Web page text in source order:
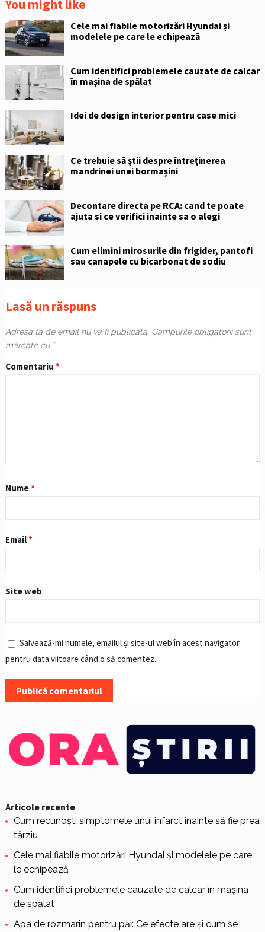
You might like
Cele mai fiabile motorizări Hyundai și
modelele pe care le echipează
Cum identifici problemele cauzate de calcar
în mașina de spălat
Idei de design interior pentru case mici
Ce trebuie să știi despre întreținerea
mandrinei unei bormașini
Decontare directa pe RCA: cand te poate
ajuta si ce verifici inainte sa o alegi
Cum elimini mirosurile din frigider, pantofi
sau canapele cu bicarbonat de sodiu
Lasă un răspuns
Adresa ta de email nu va fi publicată. Câmpurile obligatorii sunt
marcate cu *
Comentariu *
Nume*
Email*
Site web
Salvează-mi numele, emailul și site-ul web în acest navigator
pentru data viitoare când o să comentez.
Articole recente
Cum recunoști simptomele unui infarct înainte să fie prea
târziu
Cele mai fiabile motorizări Hyundai și modelele pe care
le echipează
Cum identifici problemele cauzate de calcar în mașina
de spălat
Apa de rozmarin pentru păr. Ce efecte are și cum se